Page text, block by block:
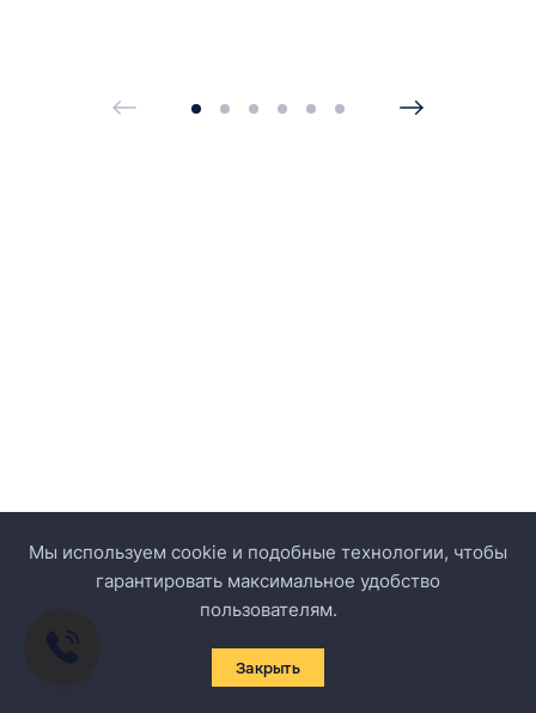
Мы используем cookie и подобные технологии, чтобы
гарантировать максимальное удобство
пользователям.
Закрыть